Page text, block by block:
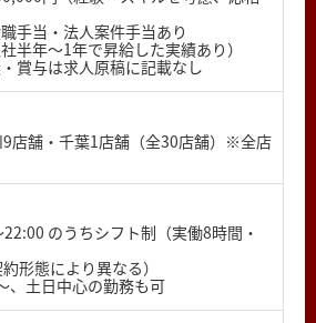
手当・法人案件手当あり
半年〜1年で昇給した実績あり）
賞与は求人原稿に記載なし
店舗・千葉1店舗（全30店舗）※全店
22:00 のうちシフト制（実働8時間・
形態により異なる）
、土日中心の勤務も可